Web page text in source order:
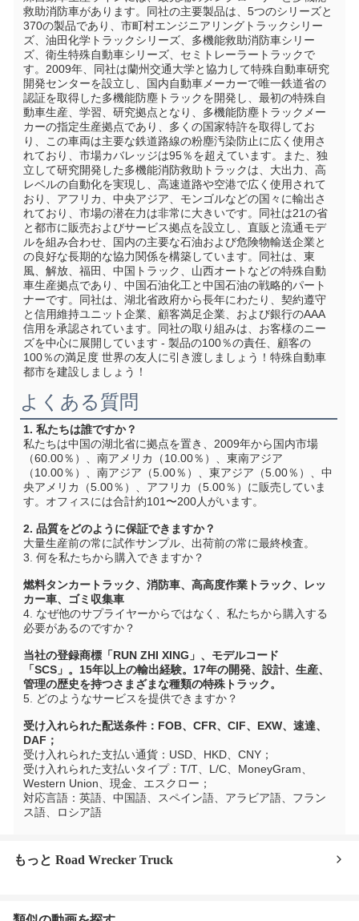
救助消防車があります。同社の主要製品は、5つのシリーズと
370の製品であり、市町村エンジニアリングトラックシリー
ズ、油田化学トラックシリーズ、多機能救助消防車シリー
ズ、衛生特殊自動車シリーズ、セミトレーラートラックで
す。2009年、同社は蘭州交通大学と協力して特殊自動車研究
開発センターを設立し、国内自動車メーカーで唯一鉄道省の
認証を取得した多機能防塵トラックを開発し、最初の特殊自
動車生産、学習、研究拠点となり、多機能防塵トラックメー
カーの指定生産拠点であり、多くの国家特許を取得してお
り、この車両は主要な鉄道路線の粉塵汚染防止に広く使用さ
れており、市場カバレッジは95％を超えています。また、独
立して研究開発した多機能消防救助トラックは、大出力、高
レベルの自動化を実現し、高速道路や空港で広く使用されて
おり、アフリカ、中央アジア、モンゴルなどの国々に輸出さ
れており、市場の潜在力は非常に大きいです。同社は21の省
と都市に販売およびサービス拠点を設立し、直販と流通モデ
ルを組み合わせ、国内の主要な石油および危険物輸送企業と
の良好な長期的な協力関係を構築しています。同社は、東
風、解放、福田、中国トラック、山西オートなどの特殊自動
車生産拠点であり、中国石油化工と中国石油の戦略的パート
ナーです。同社は、湖北省政府から長年にわたり、契約遵守
と信用維持ユニット企業、顧客満足企業、および銀行のAAA
信用を承認されています。同社の取り組みは、お客様のニー
ズを中心に展開しています - 製品の100％の責任、顧客の
100％の満足度 世界の友人に引き渡しましょう！特殊自動車
都市を建設しましょう！
よくある質問
1. 私たちは誰ですか？
私たちは中国の湖北省に拠点を置き、2009年から国内市場
（60.00％）、南アメリカ（10.00％）、東南アジア
（10.00％）、南アジア（5.00％）、東アジア（5.00％）、中
央アメリカ（5.00％）、アフリカ（5.00％）に販売していま
す。オフィスには合計約101〜200人がいます。
2. 品質をどのように保証できますか？
大量生産前の常に試作サンプル、出荷前の常に最終検査。
3. 何を私たちから購入できますか？
燃料タンカートラック、消防車、高高度作業トラック、レッ
カー車、ゴミ収集車
4. なぜ他のサプライヤーからではなく、私たちから購入する
必要があるのですか？
当社の登録商標「RUN ZHI XING」、モデルコード
「SCS」。15年以上の輸出経験。17年の開発、設計、生産、
管理の歴史を持つさまざまな種類の特殊トラック。
5. どのようなサービスを提供できますか？
受け入れられた配送条件：FOB、CFR、CIF、EXW、速達、
DAF；
受け入れられた支払い通貨：USD、HKD、CNY；
受け入れられた支払いタイプ：T/T、L/C、MoneyGram、
Western Union、現金、エスクロー；
対応言語：英語、中国語、スペイン語、アラビア語、フラン
ス語、ロシア語
もっと Road Wrecker Truck